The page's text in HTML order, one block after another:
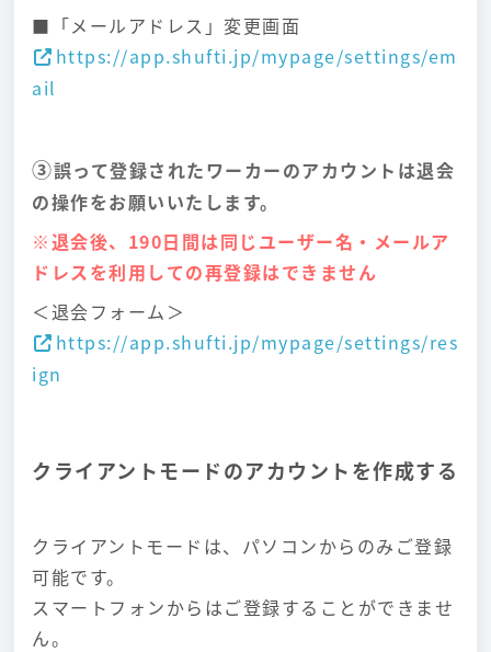
■「メールアドレス」変更画面
https://app.shufti.jp/mypage/settings/em
ail
③誤って登録されたワーカーのアカウントは退会
の操作をお願いいたします。
※退会後、190日間は同じユーザー名・メールア
ドレスを利用しての再登録はできません
＜退会フォーム＞
https://app.shufti.jp/mypage/settings/res
ign
クライアントモードのアカウントを作成する
クライアントモードは、パソコンからのみご登録
可能です。
スマートフォンからはご登録することができませ
ん。